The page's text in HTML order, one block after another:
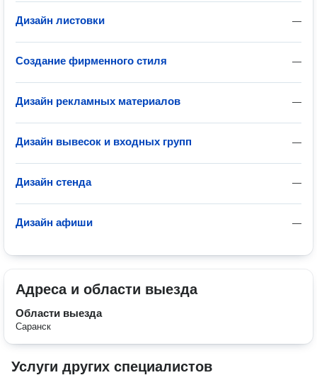
—
Дизайн листовки
—
Создание фирменного стиля
—
Дизайн рекламных материалов
—
Дизайн вывесок и входных групп
—
Дизайн стенда
—
Дизайн афиши
Адреса и области выезда
Области выезда
Саранск
Услуги других специалистов